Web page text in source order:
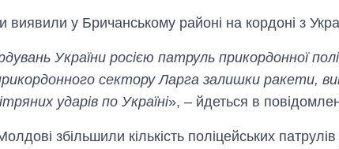
виявили у Бричанському районі на кордоні з
України росією патруль прикордонної
сектору Ларга залишки ракети,
ударів по Україні», – йдеться в
збільшили кількість поліцейських патрулів